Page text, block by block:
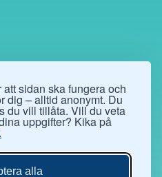
sidan ska fungera och
dig – alltid anonymt. Du
du vill tillåta. Vill du veta
uppgifter? Kika på
alla